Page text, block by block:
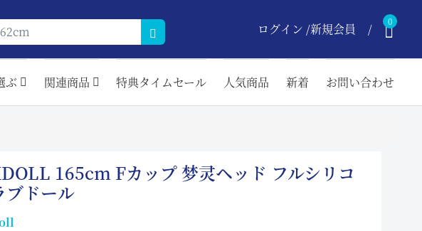
ログイン /新規会員 0
ぶ 関連商品 特典タイムセール 人気商品 新着 お問い合わせ
165cm Fカップ 梦灵ヘッド フルシリコ
ブドール